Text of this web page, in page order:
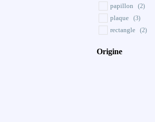
papillon (2)
plaque (3)
rectangle (2)
Origine